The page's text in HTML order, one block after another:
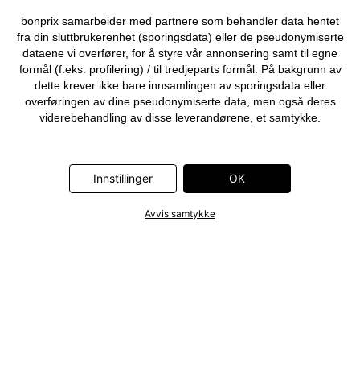
bonprix samarbeider med partnere som behandler data hentet
fra din sluttbrukerenhet (sporingsdata) eller de pseudonymiserte
dataene vi overfører, for å styre vår annonsering samt til egne
formål (f.eks. profilering) / til tredjeparts formål. På bakgrunn av
dette krever ikke bare innsamlingen av sporingsdata eller
overføringen av dine pseudonymiserte data, men også deres
viderebehandling av disse leverandørene, et samtykke.
banneret på bonprix' nettbutikk. Partnerne er følgende selskaper:
Adjust GmbH, Criteo SA, Flowbox AB, Google Ireland Ltd, Hurra
Ireland Ltd, Microsoft Ireland Operations Ltd, Pinterest Europe
Innstillinger OK
Avvis samtykke